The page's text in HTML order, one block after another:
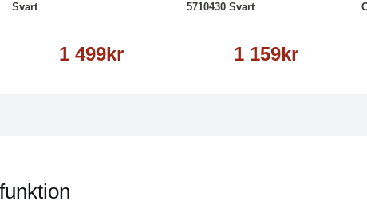
Svart
1 499kr
5710430 Svart
1 159kr